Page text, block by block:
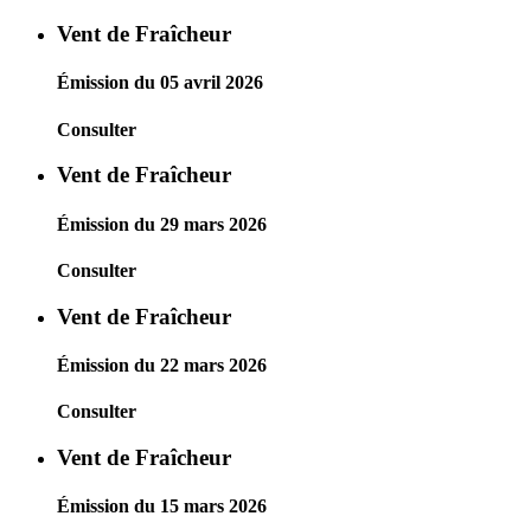
Vent de Fraîcheur
Émission du 05 avril 2026
Consulter
Vent de Fraîcheur
Émission du 29 mars 2026
Consulter
Vent de Fraîcheur
Émission du 22 mars 2026
Consulter
Vent de Fraîcheur
Émission du 15 mars 2026